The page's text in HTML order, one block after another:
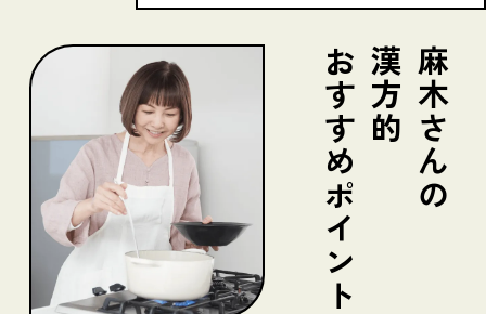
麻木さんの
漢方的
おすすめポイント